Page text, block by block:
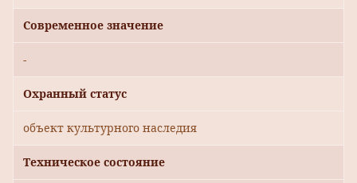
Современное значение
-
Охранный статус
объект культурного наследия
Техническое состояние